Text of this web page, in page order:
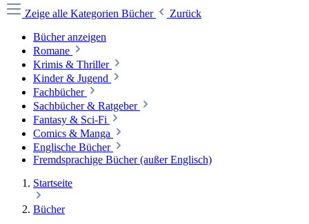
Zeige alle Kategorien Bücher
Zurück
Bücher anzeigen
Romane
Krimis & Thriller
Kinder & Jugend
Fachbücher
Sachbücher & Ratgeber
Fantasy & Sci-Fi
Comics & Manga
Englische Bücher
Fremdsprachige Bücher (außer Englisch)
Startseite
Bücher